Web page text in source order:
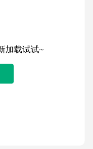
加载试试~